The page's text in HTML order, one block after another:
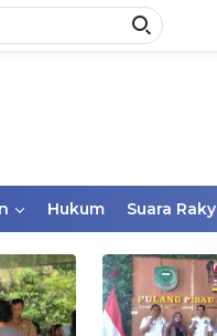
Hukum Suara